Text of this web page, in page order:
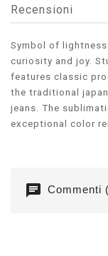
Recensioni
Symbol of
curiosity and joy.
features classic
the traditional
jeans. The
exceptional color
chat Commenti